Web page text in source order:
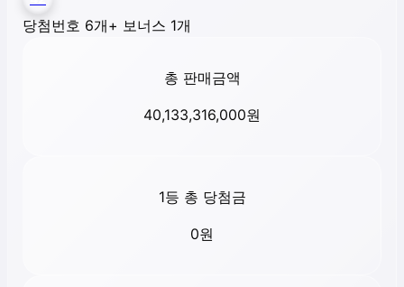
당첨번호 6개+ 보너스 1개
총 판매금액
40,133,316,000원
1등 총 당첨금
0원